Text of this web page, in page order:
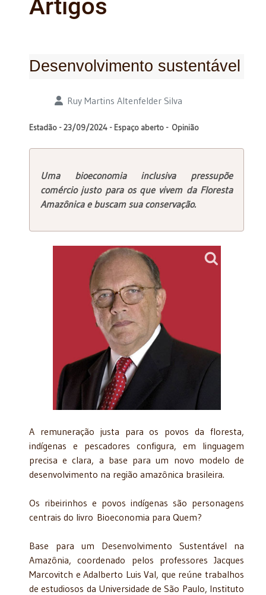
Artigos
Desenvolvimento sustentável
Detalhes Ruy Martins Altenfelder Silva
Estadão - 23/09/2024 - Espaço aberto - Opinião
Uma bioeconomia inclusiva pressupõe
comércio justo para os que vivem da Floresta
Amazônica e buscam sua conservação.
A remuneração justa para os povos da floresta,
indígenas e pescadores configura, em linguagem
precisa e clara, a base para um novo modelo de
desenvolvimento na região amazônica brasileira.
Os ribeirinhos e povos indígenas são personagens
centrais do livro Bioeconomia para Quem?
Base para um Desenvolvimento Sustentável na
Amazônia, coordenado pelos professores Jacques
Marcovitch e Adalberto Luis Val, que reúne trabalhos
de estudiosos da Universidade de São Paulo, Instituto